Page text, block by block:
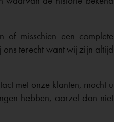
of misschien een complete
terecht want wij zijn altijd
met onze klanten, mocht u
hebben, aarzel dan niet